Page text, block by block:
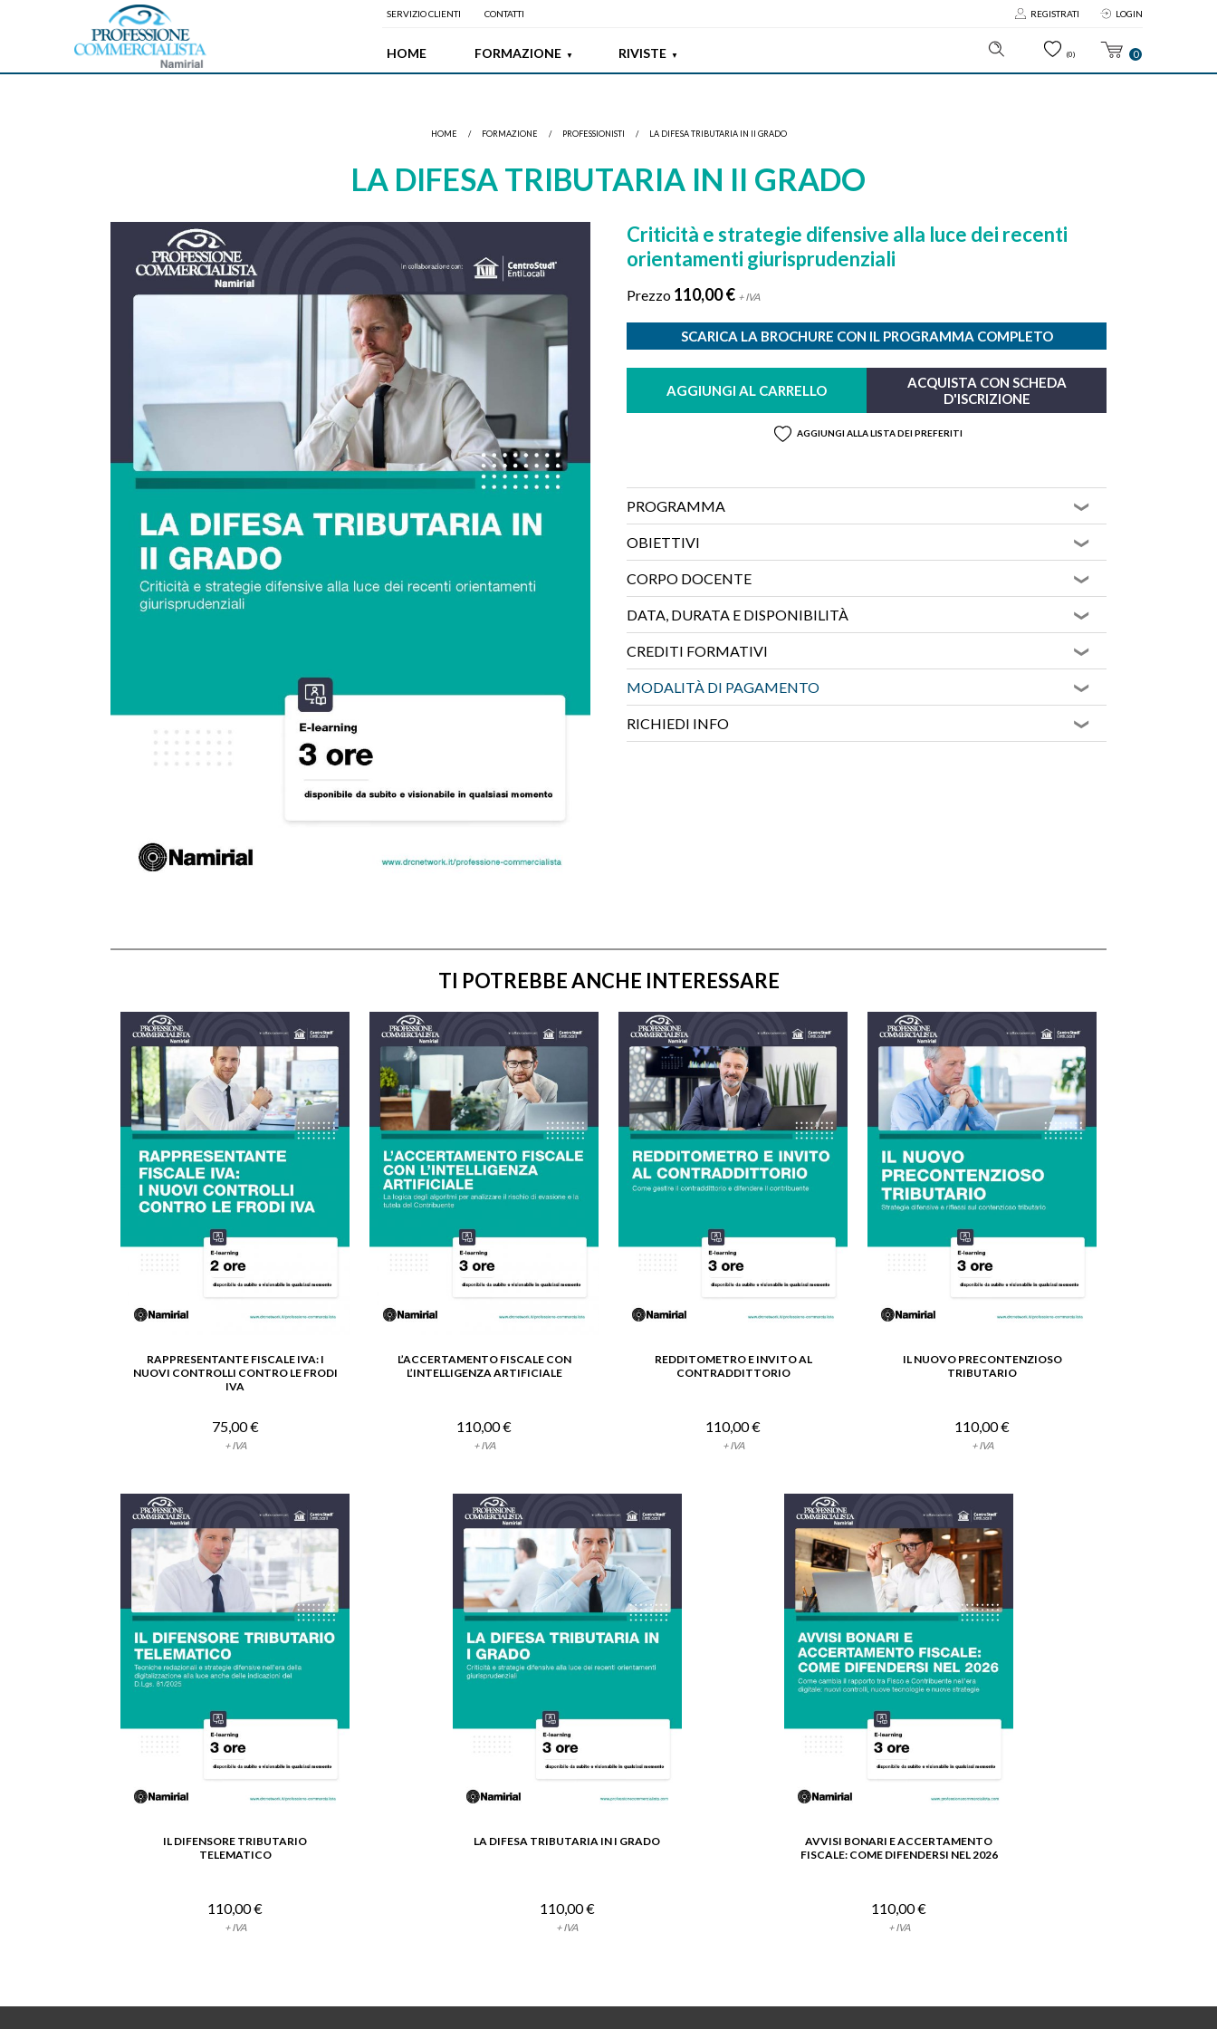
SERVIZIO CLIENTI CONTATTI REGISTRATI LOGIN
HOME FORMAZIONE RIVISTE (0) 0
HOME / FORMAZIONE / PROFESSIONISTI / LA DIFESA TRIBUTARIA IN II GRADO
LA DIFESA TRIBUTARIA IN II GRADO
Criticità e strategie difensive alla luce dei recenti
orientamenti giurisprudenziali
Prezzo 110,00 € + IVA
SCARICA LA BROCHURE CON IL PROGRAMMA COMPLETO
AGGIUNGI AL CARRELLO
ACQUISTA CON SCHEDA
D'ISCRIZIONE
AGGIUNGI ALLA LISTA DEI PREFERITI
PROGRAMMA
OBIETTIVI
CORPO DOCENTE
DATA, DURATA E DISPONIBILITÀ
CREDITI FORMATIVI
MODALITÀ DI PAGAMENTO
RICHIEDI INFO
TI POTREBBE ANCHE INTERESSARE
VEDI DETTAGLIO
RAPPRESENTANTE FISCALE IVA: I
NUOVI CONTROLLI CONTRO LE FRODI
IVA
75,00 €
+ IVA
VEDI DETTAGLIO
L’ACCERTAMENTO FISCALE CON
L’INTELLIGENZA ARTIFICIALE
110,00 €
+ IVA
VEDI DETTAGLIO
REDDITOMETRO E INVITO AL
CONTRADDITTORIO
110,00 €
+ IVA
VEDI DETTAGLIO
IL NUOVO PRECONTENZIOSO
TRIBUTARIO
110,00 €
+ IVA
VEDI DETTAGLIO
IL DIFENSORE TRIBUTARIO
TELEMATICO
110,00 €
+ IVA
VEDI DETTAGLIO
LA DIFESA TRIBUTARIA IN I GRADO
110,00 €
+ IVA
VEDI DETTAGLIO
AVVISI BONARI E ACCERTAMENTO
FISCALE: COME DIFENDERSI NEL 2026
110,00 €
+ IVA